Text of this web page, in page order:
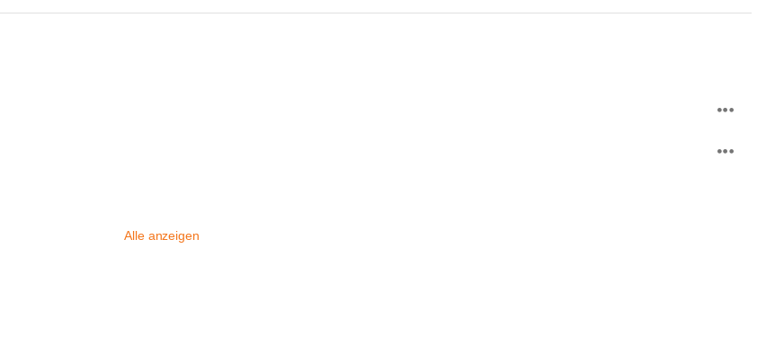
Alle anzeigen